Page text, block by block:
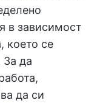
в зависимост
което се
За да
да си